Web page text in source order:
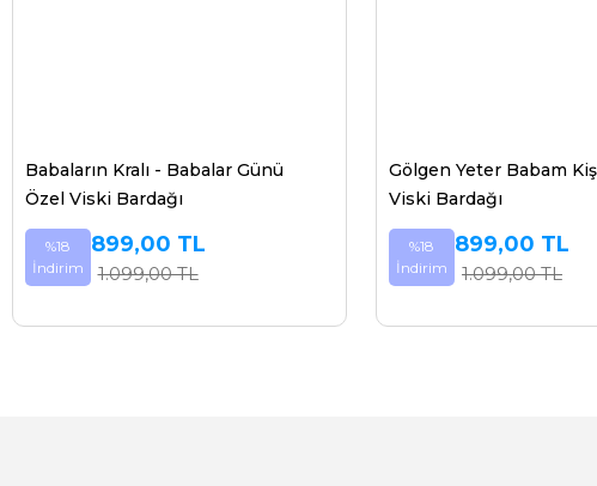
Babaların Kralı - Babalar Günü
Özel Viski Bardağı
%18
İndirim
899,00 TL
1.099,00 TL
Gölgen Yeter Babam
Viski Bardağı
%18
İndirim
899,00 TL
1.099,00 TL